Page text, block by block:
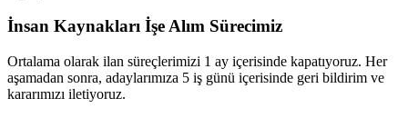
İnsan Kaynakları İşe Alım Sürecimiz
Ortalama olarak ilan süreçlerimizi 1 ay içerisinde kapatıyoruz. Her
aşamadan sonra, adaylarımıza 5 iş günü içerisinde geri bildirim ve
kararımızı iletiyoruz.